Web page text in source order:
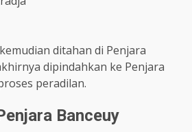
ditahan di Penjara
dipindahkan ke Penjara
peradilan.
Banceuy